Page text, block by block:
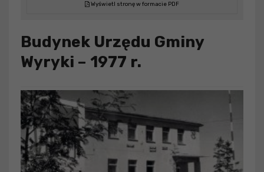
Wyświetl stronę w formacie PDF
Budynek Urzędu Gminy
Wyryki – 1977 r.